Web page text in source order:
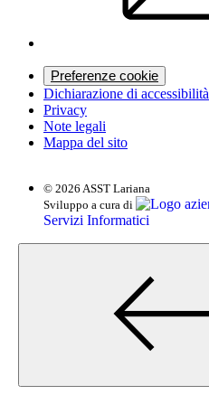
Preferenze cookie
Dichiarazione di accessibilità
Privacy
Note legali
Mappa del sito
© 2026 ASST Lariana
Sviluppo a cura di
Servizi Informatici